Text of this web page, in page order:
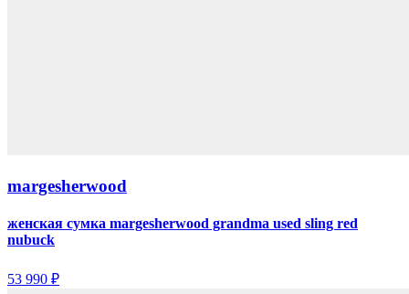
margesherwood
женская сумка margesherwood grandma used sling red
nubuck
53 990 ₽